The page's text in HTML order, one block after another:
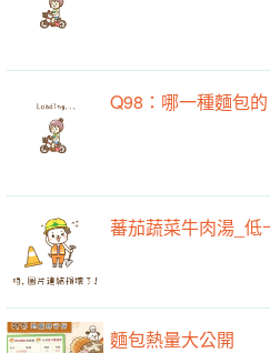
Q98：哪一種麵包
蕃茄蔬菜牛肉湯_低
麵包熱量大公開